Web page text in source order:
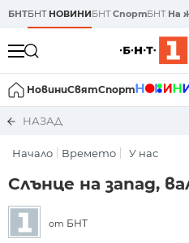
БНТБНТ НОВИНИБНТСпортБНТ На
НовиниСвятСпорт
НАЗАД
Начало Времето У нас
Слънце на запад,
от БНТ